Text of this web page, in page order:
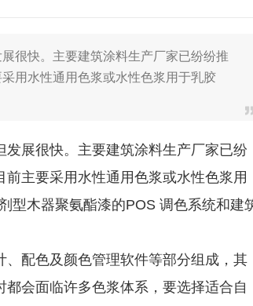
很快。主要建筑涂料生产厂家已纷纷推
用水性通用色浆或水性色浆用于乳胶
展很快。主要建筑涂料生产厂家已纷
主要采用水性通用色浆或水性色浆用
型木器聚氨酯漆的POS 调色系统和建
配色及颜色管理软件等部分组成，其
会面临许多色浆体系，要选择适合自